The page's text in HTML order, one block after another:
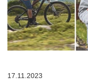
17.11.2023